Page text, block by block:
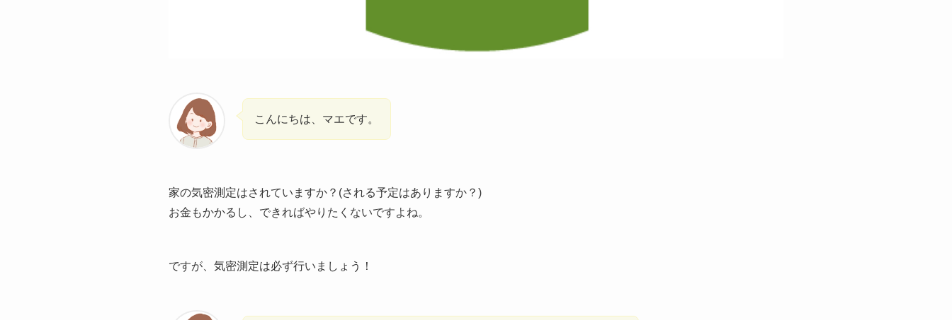
こんにちは、マエです。
家の気密測定はされていますか？(される予定はありますか？)
お金もかかるし、できればやりたくないですよね。
ですが、気密測定は必ず行いましょう！